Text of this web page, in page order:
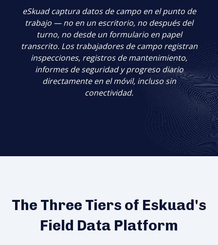
eSkuad captura datos de campo en el punto de
trabajo — no en un escritorio, no después del
turno, no desde un formulario en papel
transcrito. Los trabajadores de campo registran
inspecciones, registros de mantenimiento,
informes de seguridad y progreso diario
directamente en el móvil, incluso sin
conectividad.
The Three Tiers of Eskuad's
Field Data Platform